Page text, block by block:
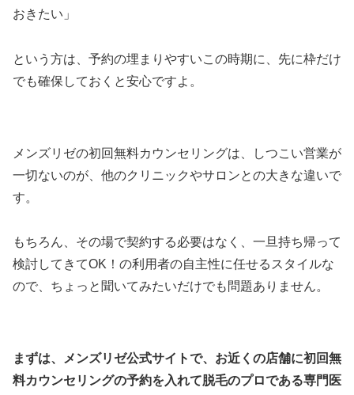
おきたい」
という方は、予約の埋まりやすいこの時期に、先に枠だけ
でも確保しておくと安心ですよ。
メンズリゼの初回無料カウンセリングは、しつこい営業が
一切ないのが、他のクリニックやサロンとの大きな違いで
す。
もちろん、その場で契約する必要はなく、一旦持ち帰って
検討してきてOK！の利用者の自主性に任せるスタイルな
ので、ちょっと聞いてみたいだけでも問題ありません。
まずは、メンズリゼ公式サイトで、お近くの店舗に初回無
料カウンセリングの予約を入れて脱毛のプロである専門医